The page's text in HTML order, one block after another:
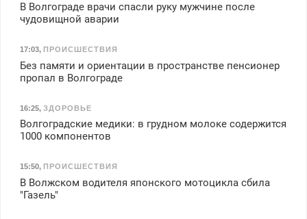
В Волгограде врачи спасли руку мужчине после
чудовищной аварии
17:03, ПРОИСШЕСТВИЯ
Без памяти и ориентации в пространстве пенсионер
пропал в Волгограде
16:25, ЗДОРОВЬЕ
Волгоградские медики: в грудном молоке содержится
1000 компонентов
15:50, ПРОИСШЕСТВИЯ
В Волжском водителя японского мотоцикла сбила
"Газель"